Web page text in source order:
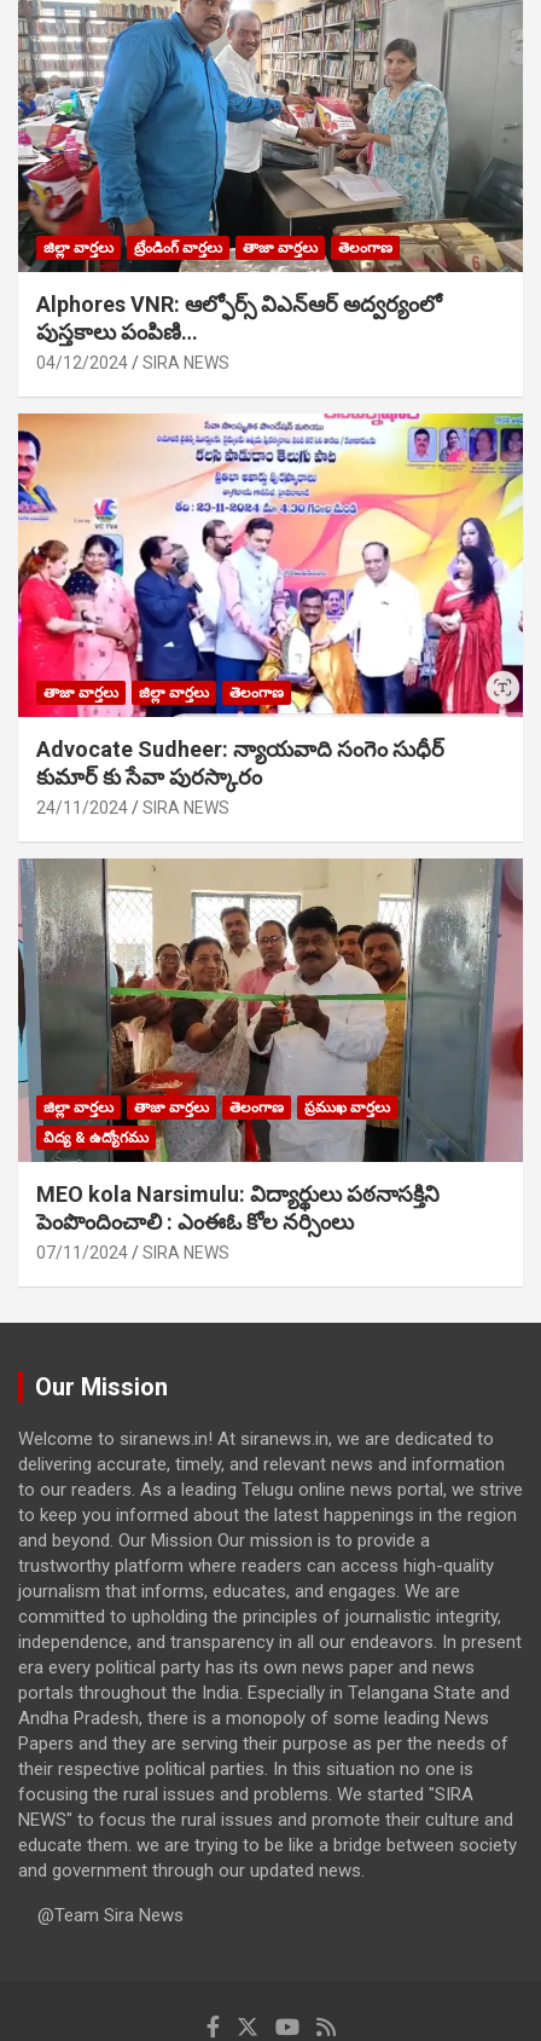
జిల్లా వార్తలు ట్రేండింగ్ వార్తలు తాజా వార్తలు తెలంగాణ
Alphores VNR: ఆల్ఫోర్స్ విఎన్ఆర్ అద్వర్యంలో
పుస్తకాలు పంపిణి…
04/12/2024 SIRA NEWS
తాజా వార్తలు జిల్లా వార్తలు తెలంగాణ
Advocate Sudheer: న్యాయవాది సంగెం సుధీర్
కుమార్ కు సేవా పురస్కారం
24/11/2024 SIRA NEWS
జిల్లా వార్తలు తాజా వార్తలు తెలంగాణ
ప్రముఖ వార్తలు
విద్య & ఉద్యోగము
MEO kola Narsimulu: విద్యార్థులు పఠ‌నాసక్తిని
పెంపొందించాలి : ఎంఈఓ కోల నర్సింలు
07/11/2024 SIRA NEWS
Our Mission
Welcome to siranews.in! At siranews.in, we are dedicated to
delivering accurate, timely, and relevant news and information
to our readers. As a leading Telugu online news portal, we strive
to keep you informed about the latest happenings in the region
and beyond. Our Mission Our mission is to provide a
trustworthy platform where readers can access high-quality
journalism that informs, educates, and engages. We are
committed to upholding the principles of journalistic integrity,
independence, and transparency in all our endeavors. In present
era every political party has its own news paper and news
portals throughout the India. Especially in Telangana State and
Andha Pradesh, there is a monopoly of some leading News
Papers and they are serving their purpose as per the needs of
their respective political parties. In this situation no one is
focusing the rural issues and problems. We started "SIRA
NEWS" to focus the rural issues and promote their culture and
educate them. we are trying to be like a bridge between society
and government through our updated news.
@Team Sira News